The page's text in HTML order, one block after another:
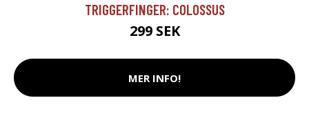
TRIGGERFINGER: COLOSSUS
299 SEK
MER INFO!